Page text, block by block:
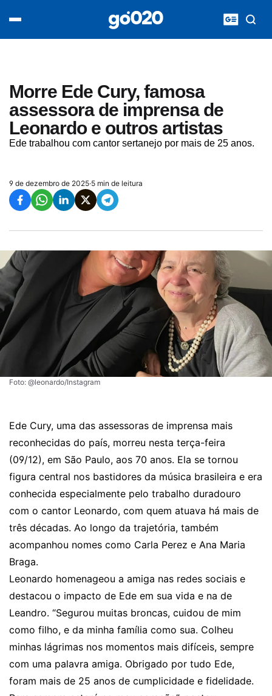
Morre Ede Cury, famosa
assessora de imprensa de
Leonardo e outros artistas
Ede trabalhou com cantor sertanejo por mais de 25 anos.
9 de dezembro de 2025·5 min de leitura
Foto: @leonardo/Instagram
Ede Cury, uma das assessoras de imprensa mais
reconhecidas do país, morreu nesta terça-feira
(09/12), em São Paulo, aos 70 anos. Ela se tornou
figura central nos bastidores da música brasileira e era
conhecida especialmente pelo trabalho duradouro
com o cantor Leonardo, com quem atuava há mais de
três décadas. Ao longo da trajetória, também
acompanhou nomes como Carla Perez e Ana Maria
Braga.
Leonardo homenageou a amiga nas redes sociais e
destacou o impacto de Ede em sua vida e na de
Leandro. “Segurou muitas broncas, cuidou de mim
como filho, e da minha família como sua. Colheu
minhas lágrimas nos momentos mais difíceis, sempre
com uma palavra amiga. Obrigado por tudo Ede,
foram mais de 25 anos de cumplicidade e fidelidade.
acontece agora
entretenimento
vídeos
pod020